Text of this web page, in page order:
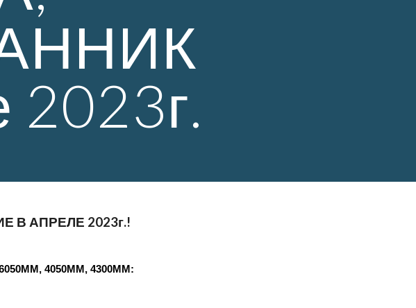
АПРЕЛЕ 2023г.!
4050ММ, 4300ММ:
45: